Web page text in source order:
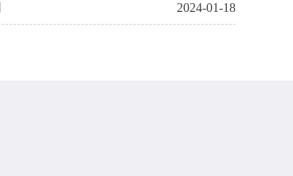
2024-01-18